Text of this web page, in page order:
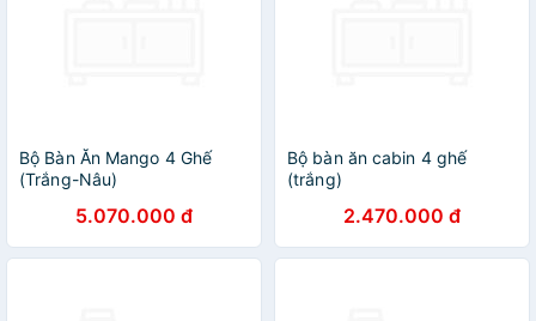
Bộ Bàn Ăn Mango 4 Ghế
(Trắng-Nâu)
5.070.000 đ
Bộ bàn ăn cabin 4 ghế
(trắng)
2.470.000 đ